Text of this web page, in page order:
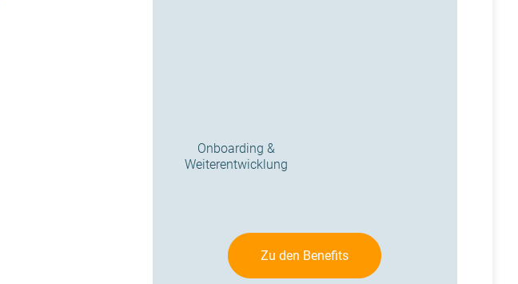
Onboarding &
Weiterentwicklung
Zu den Benefits